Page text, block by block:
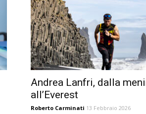
Andrea Lanfri, dalla
all’Everest
Roberto Carminati 13 Febbraio 2026